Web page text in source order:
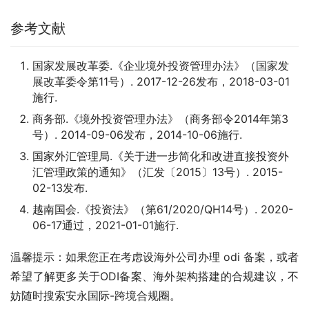
参考文献
国家发展改革委.《企业境外投资管理办法》（国家发
展改革委令第11号）. 2017-12-26发布，2018-03-01
施行.
商务部.《境外投资管理办法》（商务部令2014年第3
号）. 2014-09-06发布，2014-10-06施行.
国家外汇管理局.《关于进一步简化和改进直接投资外
汇管理政策的通知》（汇发〔2015〕13号）. 2015-
02-13发布.
越南国会.《投资法》（第61/2020/QH14号）. 2020-
06-17通过，2021-01-01施行.
温馨提示：如果您正在考虑设海外公司办理 odi 备案，或者
希望了解更多关于ODI备案、海外架构搭建的合规建议，不
妨随时搜索安永国际-跨境合规圈。